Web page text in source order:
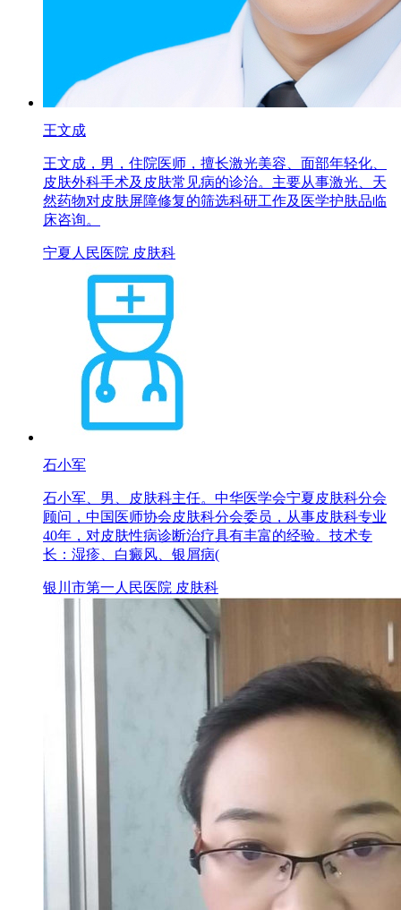
王文成
王文成，男，住院医师，擅长激光美容、面部年轻化、
皮肤外科手术及皮肤常见病的诊治。主要从事激光、天
然药物对皮肤屏障修复的筛选科研工作及医学护肤品临
床咨询。
宁夏人民医院 皮肤科
石小军
石小军、男、皮肤科主任。中华医学会宁夏皮肤科分会
顾问，中国医师协会皮肤科分会委员，从事皮肤科专业
40年，对皮肤性病诊断治疗具有丰富的经验。技术专
长：湿疹、白癜风、银屑病(
银川市第一人民医院 皮肤科